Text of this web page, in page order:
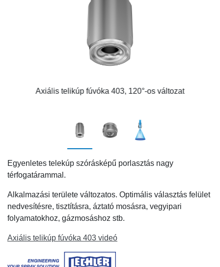
Axiális telikúp fúvóka 403, 120°-os változat
Egyenletes telekúp szórásképű porlasztás nagy
térfogatárammal.
Alkalmazási területe változatos. Optimális választás felület
nedvesítésre, tisztításra, áztató mosásra, vegyipari
folyamatokhoz, gázmosáshoz stb.
Axiális telikúp fúvóka 403 videó